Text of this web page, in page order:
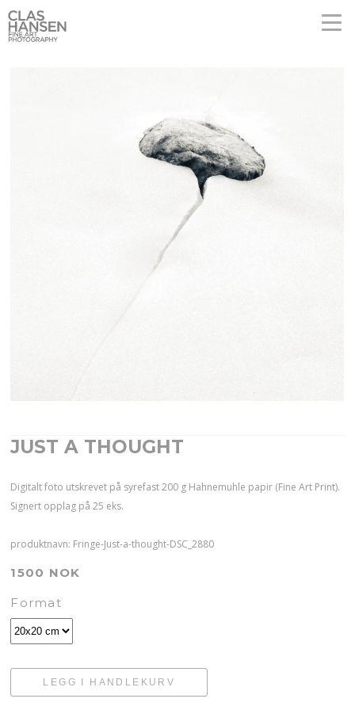
JUST A THOUGHT
Digitalt foto utskrevet på syrefast 200 g Hahnemuhle papir (Fine Art Print).
Signert opplag på 25 eks.
produktnavn: Fringe-Just-a-thought-DSC_2880
1500 NOK
Format
LEGG I HANDLEKURV